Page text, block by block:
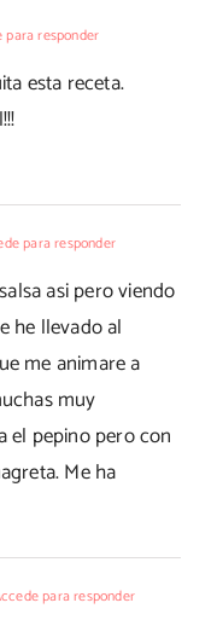
para responder
esta receta.
para responder
asi pero viendo
he llevado al
me animare a
muy
el pepino pero con
Me ha
para responder